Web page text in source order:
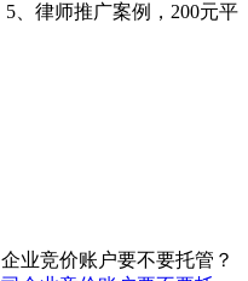
5、律师推广案例，200元平
业竞价账户要不要托管？